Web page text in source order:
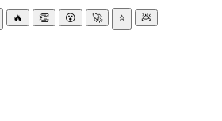
🔥 👏 😮 🚀 ⭐ 💩